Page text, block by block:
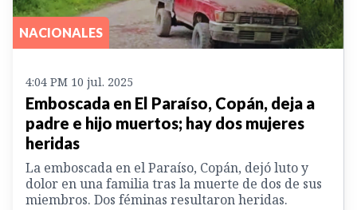
NACIONALES
4:04 PM 10 jul. 2025
Emboscada en El Paraíso, Copán, deja a
padre e hijo muertos; hay dos mujeres
heridas
La emboscada en el Paraíso, Copán, dejó luto y
dolor en una familia tras la muerte de dos de sus
miembros. Dos féminas resultaron heridas.